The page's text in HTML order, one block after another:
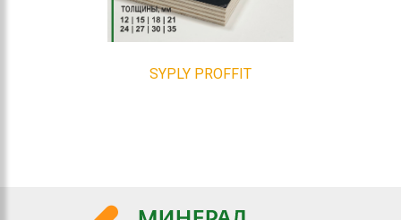
SYPLY PROFFIT